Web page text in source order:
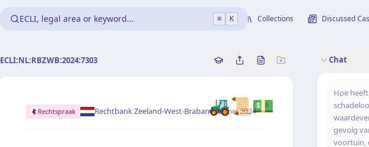
ECLI, legal area or keyword... ⌘ K Collections Discussed
ECLI:NL:RBZWB:2024:7303 Copy source reference
Share this analysis
Bekijk originele uitspraak
🚜📜💵
Rechtspraak Rechtbank Zeeland-West-Brabant·29 mei 2024
Chat
Hoe
gevolg
voortuin,